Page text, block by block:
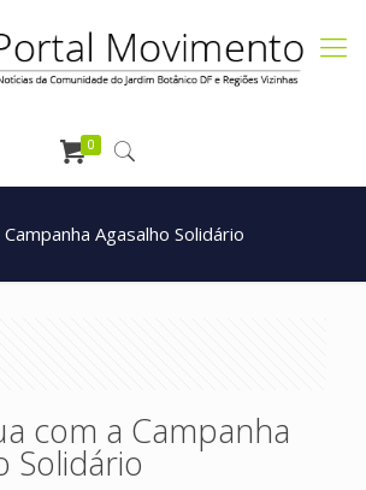
0
Agasalho Solidário
com a Campanha
Solidário